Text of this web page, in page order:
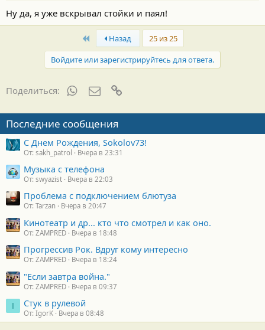
Ну да, я уже вскрывал стойки и паял!
First Назад
25 из 25
Войдите или зарегистрируйтесь для ответа.
Поделиться: WhatsAppЭлектронная почта
Последние сообщения
С Днем Рождения, Sokolov73!
От: sakh_patrol Вчера в 23:31
Музыка с телефона
От: swyazist Вчера в 22:03
Проблема с подключением блютуза
От: Tarzan Вчера в 20:47
Кинотеатр и др... кто что смотрел и как оно.
От: ZAMPRED Вчера в 18:48
Прогрессив Рок. Вдруг кому интересно
От: ZAMPRED Вчера в 18:24
"Если завтра война."
От: ZAMPRED Вчера в 09:37
I Стук в рулевой
От: IgorK Вчера в 08:48